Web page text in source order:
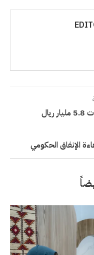
الإنفاق الحكومي